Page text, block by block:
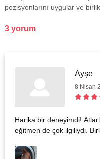
pozisyonlarını uygular ve
3 yorum
Ayşe
8 Nisan
Harika bir deneyimdi!
eğitmen de çok ilgiliydi.